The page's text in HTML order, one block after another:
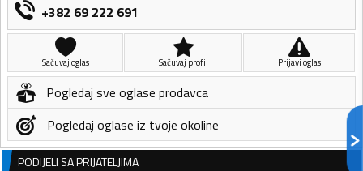
+382 69 222 691
Sačuvaj oglas Sačuvaj profil Prijavi oglas
Pogledaj sve oglase prodavca
Pogledaj oglase iz tvoje okoline
PODIJELI SA PRIJATELJIMA